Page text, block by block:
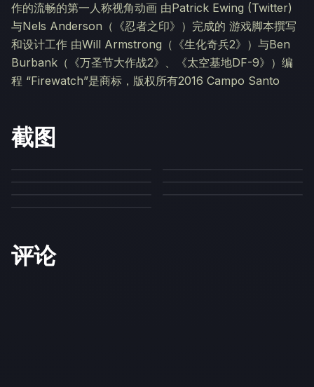
作的流畅的第一人称视角动画 由Patrick Ewing (Twitter)
与Nels Anderson（《忍者之印》）完成的 游戏脚本撰写
和设计工作 由Will Armstrong（《生化奇兵2》）与Ben
Burbank（《万圣节大作战2》、《太空基地DF-9》）编
程 “Firewatch”是商标，版权所有2016 Campo Santo
截图
评论